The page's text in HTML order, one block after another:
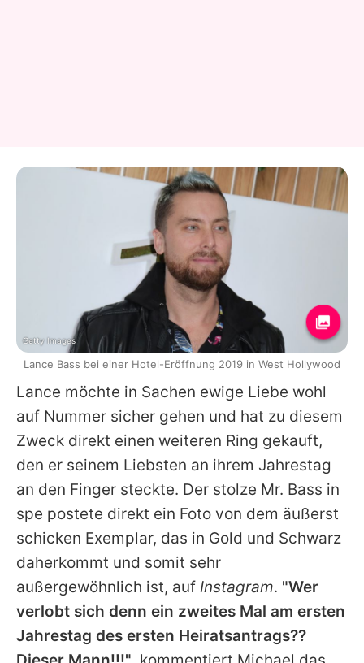
Lance möchte in Sachen ewige Liebe wohl
auf Nummer sicher gehen und hat zu diesem
Zweck direkt einen weiteren Ring gekauft,
den er seinem Liebsten an ihrem Jahrestag
an den Finger steckte. Der stolze Mr. Bass in
spe postete direkt ein Foto von dem äußerst
schicken Exemplar, das in Gold und Schwarz
daherkommt und somit sehr
außergewöhnlich ist, auf Instagram. "Wer
verlobt sich denn ein zweites Mal am ersten
Jahrestag des ersten Heiratsantrags??
Getty Images
Lance Bass bei einer Hotel-Eröffnung 2019 in West Hollywood